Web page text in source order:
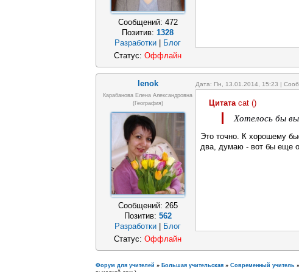
Сообщений: 472
Позитив: 1328
Разработки
Блог
Статус: Оффлайн
lenok Дата: Пн, 13.01.2014, 15:23 |
Карабанова Елена Александровна
(география)
Сообщений: 265
Позитив: 562
Разработки
Блог
Цитата cat ()
Хотелось бы
Это точно. К хорошему
два, думаю - вот бы еще
Статус: Оффлайн
Форум для учителей » Большая учительская » Современный учитель »